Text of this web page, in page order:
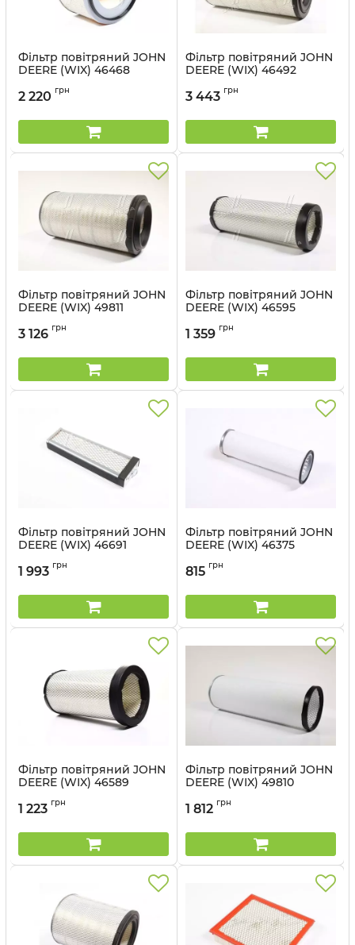
Фільтр повітряний JOHN
DEERE (WIX) 46468
2 220 грн
Фільтр повітряний JOHN
DEERE (WIX) 46492
3 443 грн
Фільтр повітряний JOHN
DEERE (WIX) 49811
3 126 грн
Фільтр повітряний JOHN
DEERE (WIX) 46595
1 359 грн
Фільтр повітряний JOHN
DEERE (WIX) 46691
1 993 грн
Фільтр повітряний JOHN
DEERE (WIX) 46375
815 грн
Фільтр повітряний JOHN
DEERE (WIX) 46589
1 223 грн
Фільтр повітряний JOHN
DEERE (WIX) 49810
1 812 грн